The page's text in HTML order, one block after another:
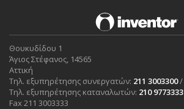
Θουκυδίδου 1
Άγιος Στέφανος, 14565
Αττική
Τηλ. εξυπηρέτησης συνεργατών: 211 3003300/
Τηλ. εξυπηρέτησης καταναλωτών: 210 9773333
Fax 211 3003333